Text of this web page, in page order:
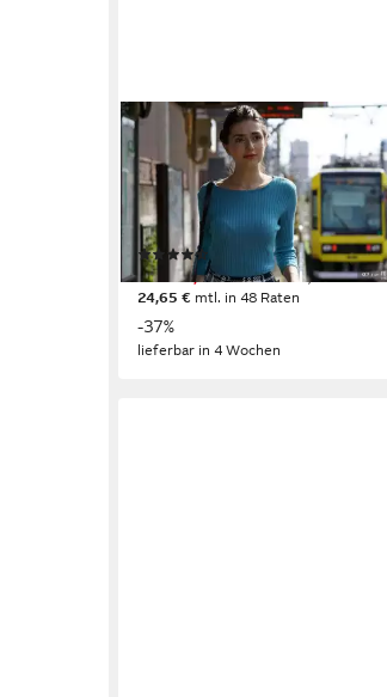
SEL24105G Zoomobjektiv
24 bis 105 mm Brennweite
F4
Lichtstärke
663 g Gewicht
ab 849,00 € UVP1.349,00 €
24,65 € mtl. in 48 Raten
-37%
lieferbar in 4 Wochen